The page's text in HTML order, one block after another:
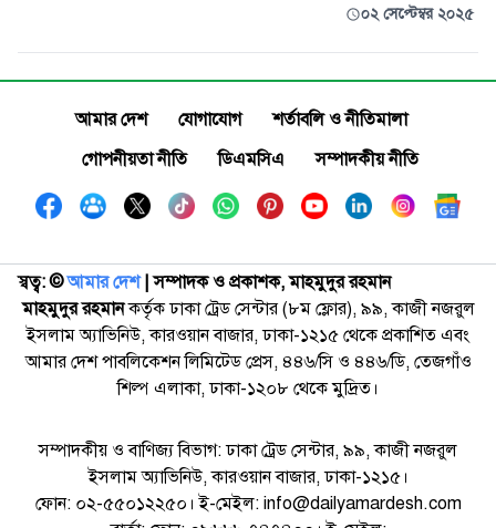
০২ সেপ্টেম্বর ২০২৫
আমার দেশ যোগাযোগ
শর্তাবলি ও নীতিমালা
গোপনীয়তা নীতি
ডিএমসিএ সম্পাদকীয় নীতি
স্বত্ব: ©️আমার দেশ| সম্পাদক ও প্রকাশক, মাহমুদুর রহমান
মাহমুদুর রহমানকর্তৃক ঢাকা ট্রেড সেন্টার (৮ম ফ্লোর), ৯৯, কাজী নজরুল
ইসলাম অ্যাভিনিউ, কারওয়ান বাজার, ঢাকা-১২১৫ থেকে প্রকাশিত এবং
আমার দেশ পাবলিকেশন লিমিটেড প্রেস, ৪৪৬/সি ও ৪৪৬/ডি, তেজগাঁও
শিল্প এলাকা, ঢাকা-১২০৮ থেকে মুদ্রিত।
সম্পাদকীয় ও বাণিজ্য বিভাগ: ঢাকা ট্রেড সেন্টার, ৯৯, কাজী নজরুল
ইসলাম অ্যাভিনিউ, কারওয়ান বাজার, ঢাকা-১২১৫।
ফোন: ০২-৫৫০১২২৫০। ই-মেইল: info@dailyamardesh.com